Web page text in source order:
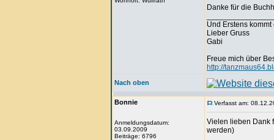
Danke für die
Und Erstens
Lieber Gruss
Gabi
Freue mich über
http://
Nach oben
Bonnie
Anmeldungsdatum:
03.09.2009
Beiträge: 6796
Verfasst am:
Vielen lieben Dank
werden)